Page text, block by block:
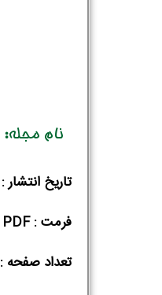
نام مجله: Ideal Home UK
تاریخ انتشار : September 2017
فرمت : PDF
تعداد صفحه : 168